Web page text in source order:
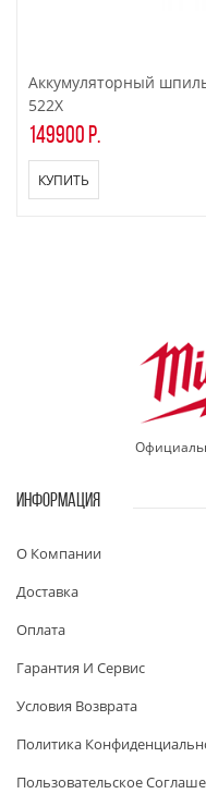
Аккумуляторный
522X
149900 р.
КУПИТЬ
ИНФОРМАЦИЯ
О Компании
Доставка
Оплата
Гарантия И Сервис
Условия Возврата
Политика
Пользовательское